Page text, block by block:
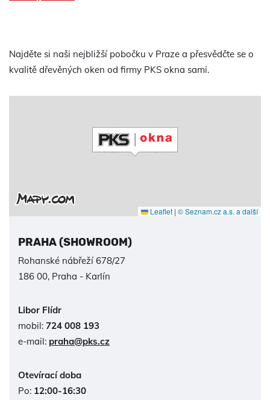
Najděte si naši nejbližší pobočku v Praze a přesvědčte se o
kvalitě dřevěných oken od firmy PKS okna sami.
Leaflet | © Seznam.cz a.s. a další
PRAHA (SHOWROOM)
Rohanské nábřeží 678/27
186 00, Praha - Karlín
Libor Flídr
mobil: 724 008 193
e-mail: praha@pks.cz
Otevírací doba
Po: 12:00-16:30